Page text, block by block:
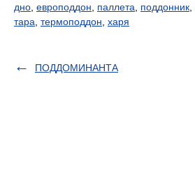
дно европоддон паллета поддонник
тара термоподдон харя
ПОДДОМИНАНТА